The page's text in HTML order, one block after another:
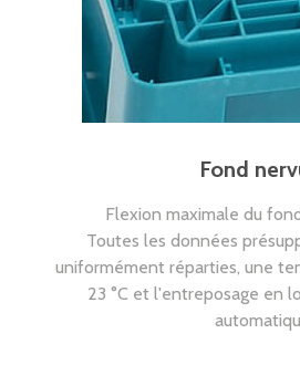
Fond
Flexion maximale du
Toutes les données
uniformément réparties, une
23 °C et l'entreposage en